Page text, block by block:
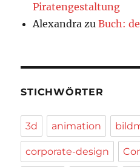
Piratengestaltung
Alexandra zuBuch:
STICHWÖRTER
3d animation
corporate-design